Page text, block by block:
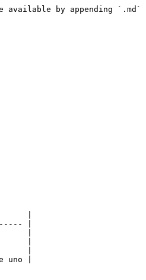
by appending `.md`
|
|
|
|
|
uno |